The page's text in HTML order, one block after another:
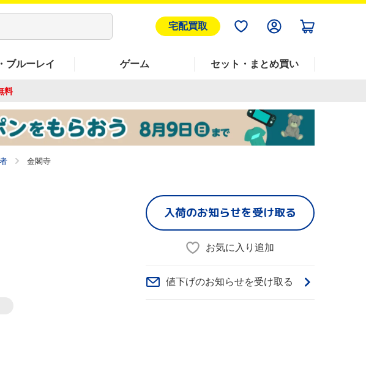
宅配買取
ブルーレイ ゲーム セット・まとめ買い
料
金閣寺
入荷のお知らせを受け取る
お気に入り追加
値下げのお知らせを受け取る